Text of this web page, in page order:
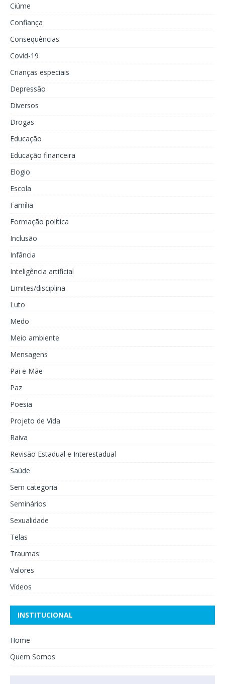
Ciúme
Confiança
Consequências
Covid-19
Crianças especiais
Depressão
Diversos
Drogas
Educação
Educação financeira
Elogio
Escola
Família
Formação política
Inclusão
Infância
Inteligência artificial
Limites/disciplina
Luto
Medo
Meio ambiente
Mensagens
Pai e Mãe
Paz
Poesia
Projeto de Vida
Raiva
Revisão Estadual e Interestadual
Saúde
Sem categoria
Seminários
Sexualidade
Telas
Traumas
Valores
Vídeos
INSTITUCIONAL
Home
Quem Somos